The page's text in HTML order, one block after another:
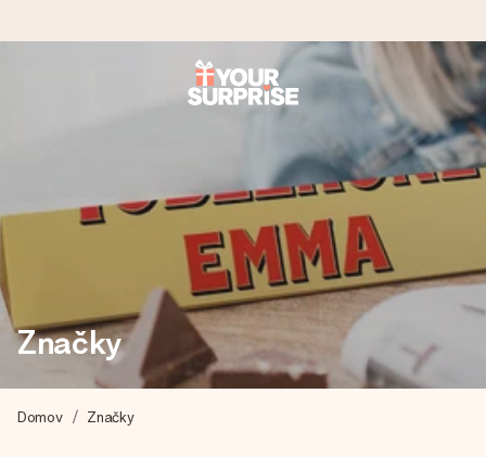
Objednejte dnes, odešleme do 1 prac. dne
Váš dárek vytvoříme s láskou a bleskově odešleme –
abyste ho mohli darovat právě v tu správnou chvíli, kdy na
tom nejvíc záleží.
4,8 (na základě +15 000 recenzí)
Naše dárky inspirují. Zákazníci nás na Google Reviews
hodnotí známkou 4,8.
Značky
Domov Značky